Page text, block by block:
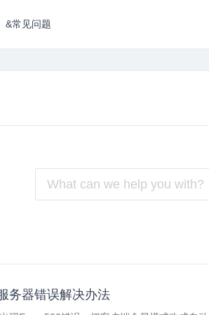
&常见问题
务器错误解决办法